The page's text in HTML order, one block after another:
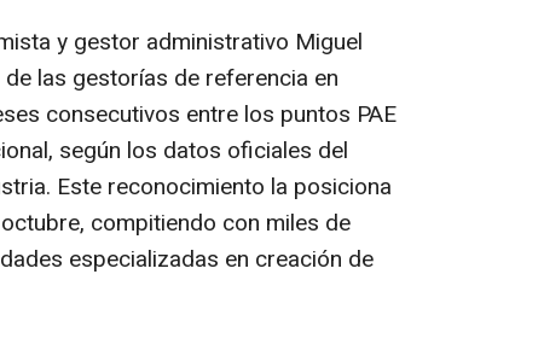
y gestor administrativo Miguel
las gestorías de referencia en
consecutivos entre los puntos PAE
según los datos oficiales del
Este reconocimiento la posiciona
compitiendo con miles de
especializadas en creación de